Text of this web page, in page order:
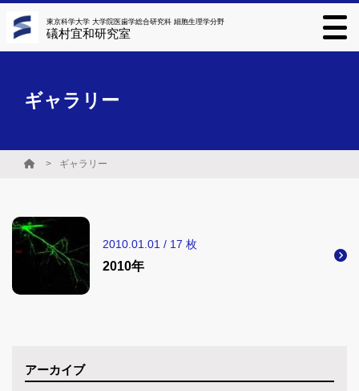
東京科学大学 大学院医歯学総合研究科 細胞生理学分野
礒村宜和研究室
ギャラリー
ギャラリー
2010.01.01 / 17 枚
2010年
アーカイブ